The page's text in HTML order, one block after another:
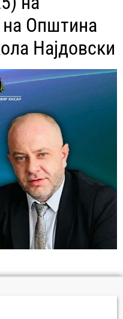
на Општина
Најдовски